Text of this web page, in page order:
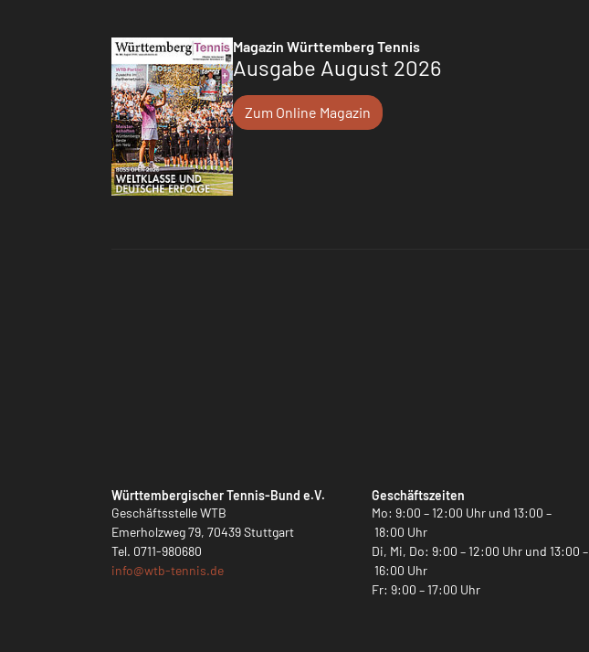
Magazin Württemberg Tennis
Ausgabe August 2026
Zum Online Magazin
Württembergischer Tennis-Bund e.V.
Geschäftsstelle WTB
Emerholzweg 79, 70439 Stuttgart
Tel. 0711-980680
info@wtb-tennis.de
Geschäftszeiten
Mo: 9:00 – 12:00 Uhr und 13:00 –
18:00 Uhr
Di, Mi, Do: 9:00 – 12:00 Uhr und 13:00 –
16:00 Uhr
Fr: 9:00 – 17:00 Uhr